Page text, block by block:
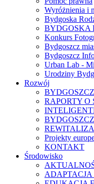
Wyróżnienia i
Bydgoska
BYDGOSKA
Konkurs
Bydgoszcz
Bydgoszcz
Urban Lab -
Urodziny
Rozwój
RAPORTY O
Projekty
KONTAKT
Środowisko